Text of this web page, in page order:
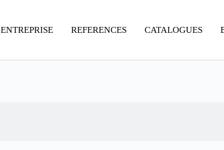
ENTREPRISE REFERENCES CATALOGUES